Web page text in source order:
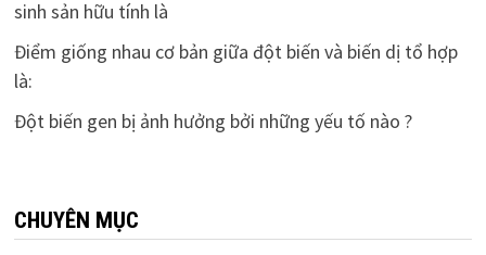
sinh sản hữu tính là
Điểm giống nhau cơ bản giữa đột biến và biến dị tổ hợp
là:
Đột biến gen bị ảnh hưởng bởi những yếu tố nào ?
CHUYÊN MỤC